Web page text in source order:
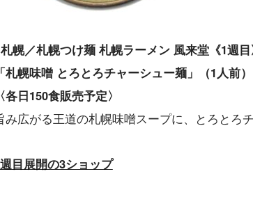
幌／札幌つけ麺 札幌ラーメン 風来堂《1週目
「札幌味噌 とろとろチャーシュー麺」（1人前
〈各日150食販売予定〉
み広がる王道の札幌味噌スープに、とろとろ
目展開の3ショップ